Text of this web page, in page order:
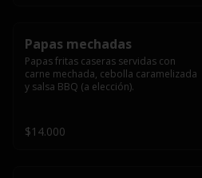
Papas mechadas
Papas fritas caseras servidas con
carne mechada, cebolla caramelizada
y salsa BBQ (a elección).
$14.000